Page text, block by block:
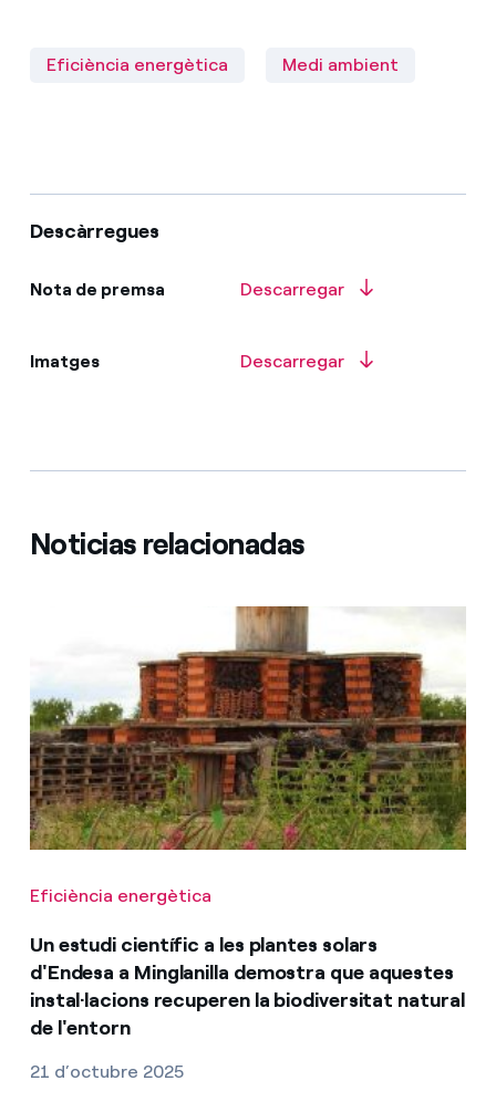
Eficiència energètica Medi ambient
Descàrregues
Nota de premsa Descarregar
Imatges Descarregar
Noticias relacionadas
Eficiència energètica
Un estudi científic a les plantes solars
d'Endesa a Minglanilla demostra que aquestes
instal·lacions recuperen la biodiversitat natural
de l'entorn
21 d’octubre 2025